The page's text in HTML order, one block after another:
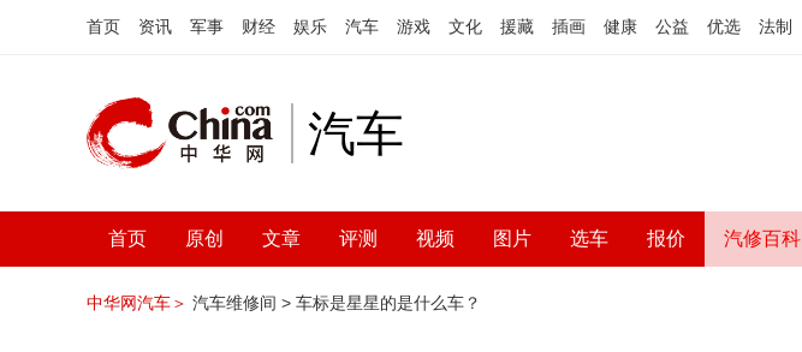
首页 资讯 军事 财经 娱乐 汽车 游戏 文化 援藏 插画 健康 公益 优选 法制
汽车
首页 原创 文章 评测 视频 图片 选车 报价 汽修百科
中华网汽车＞ 汽车维修间 > 车标是星星的是什么车？